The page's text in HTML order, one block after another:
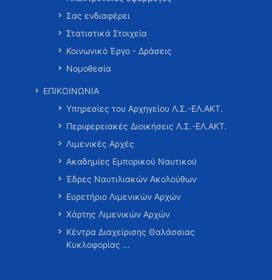
Σας ενδιαφέρει
Στατιστικά Στοιχεία
Κοινωνικό Έργο - Δράσεις
Νομοθεσία
ΕΠΙΚΟΙΝΩΝΙΑ
Υπηρεσίες του Αρχηγείου Λ.Σ.-ΕΛ.ΑΚΤ.
Περιφερειακές Διοικήσεις Λ.Σ.-ΕΛ.ΑΚΤ.
Λιμενικές Αρχές
Ακαδημίες Εμπορικού Ναυτικού
Έδρες Ναυτιλιακών Ακολούθων
Ευρετήριο Λιμενικών Αρχών
Χάρτης Λιμενικών Αρχών
Κέντρα Διαχείρισης Θαλάσσιας
Κυκλοφορίας …